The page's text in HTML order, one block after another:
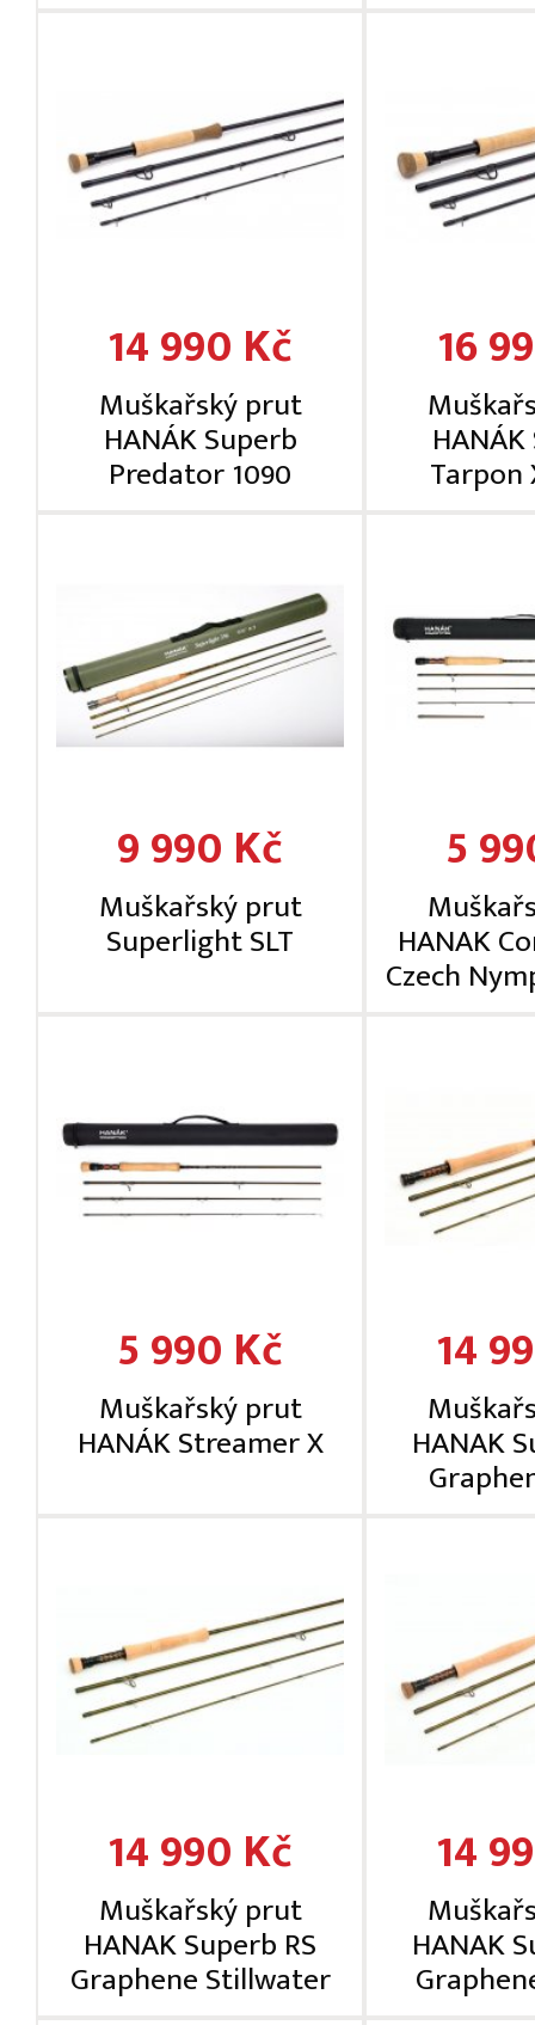
14 990 Kč
Muškařský prut
HANÁK Superb
Predator 1090
16
Tarpon
9 990 Kč
Muškařský prut
Superlight SLT
5
HANAK
Czech
5 990 Kč
Muškařský prut
HANÁK Streamer X
14
HANAK
14 990 Kč
Muškařský prut
HANAK Superb RS
Graphene Stillwater
14
HANAK